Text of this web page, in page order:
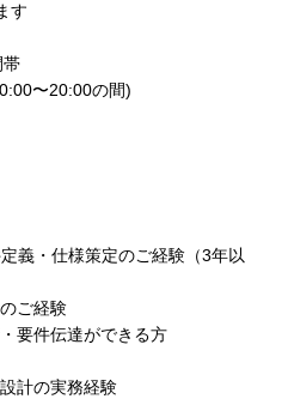
す
帯
〜20:00の間)
義・仕様策定のご経験（3年以
ご経験
要件伝達ができる方
計の実務経験